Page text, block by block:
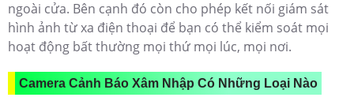
ngoài cửa. Bên cạnh đó còn cho phép kết nối giám sát
hình ảnh từ xa điện thoại để bạn có thể kiểm soát mọi
hoạt động bất thường mọi thứ mọi lúc, mọi nơi.
Camera Cảnh Báo Xâm Nhập Có Những Loại Nào